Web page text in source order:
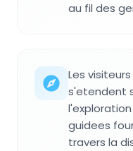
au fil des
Les
s'etendent
guidees
travers la